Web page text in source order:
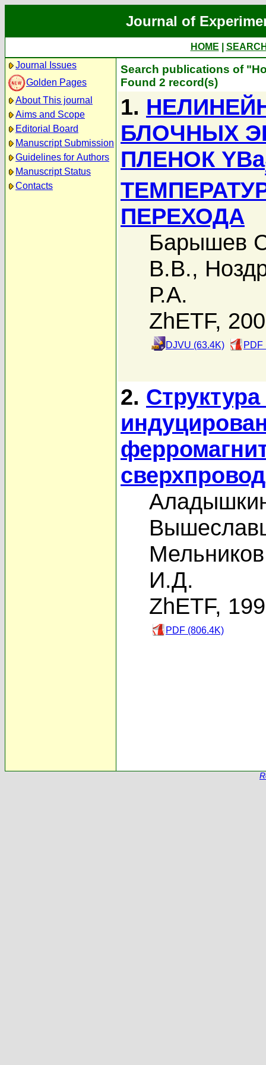
Journal of
HOME
Journal Issues
Golden Pages
About This journal
Aims and Scope
Editorial Board
Manuscript Submission
Guidelines for Authors
Manuscript Status
Contacts
Search publications of
Found 2 record(s)
1.
БЛОЧНЫХ
ПЛЕНОК YBa
ПЕРЕХОДА
Барышев
В.В.,
Р.А.
ZhETF,
DJVU (63.4K) PDF
2.
И.Д.
ZhETF,
PDF (806.4K)